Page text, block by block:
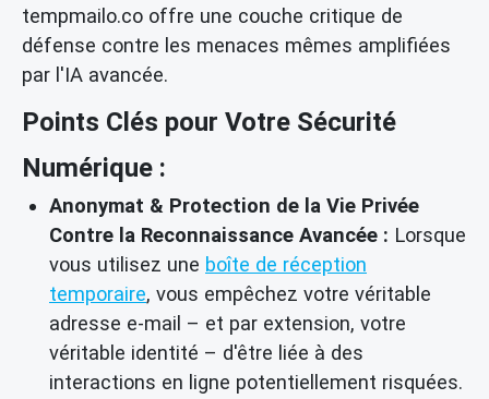
tempmailo.co offre une couche critique de
défense contre les menaces mêmes amplifiées
par l'IA avancée.
Points Clés pour Votre Sécurité
Numérique :
Anonymat & Protection de la Vie Privée
Contre la Reconnaissance Avancée : Lorsque
vous utilisez une boîte de réception
temporaire, vous empêchez votre véritable
adresse e-mail – et par extension, votre
véritable identité – d'être liée à des
interactions en ligne potentiellement risquées.